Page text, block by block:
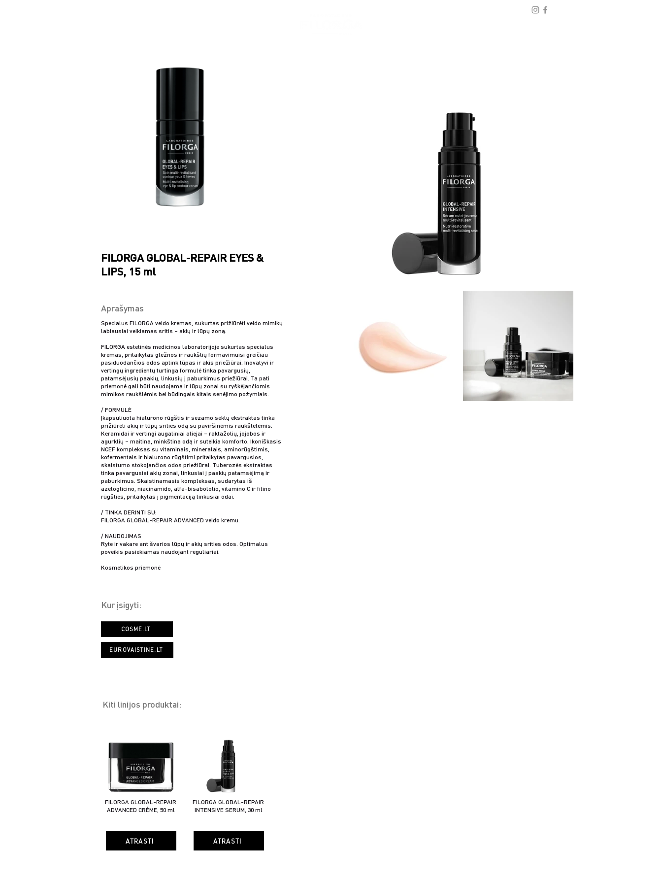
FILORGA GLOBAL-REPAIR EYES &
LIPS, 15 ml
Aprašymas
Specialus FILORGA veido kremas, sukurtas prižiūrėti veido mimikų
labiausiai veikiamas sritis – akių ir lūpų zoną.
FILORGA estetinės medicinos laboratorijoje sukurtas specialus
kremas, pritaikytas gležnos ir raukšlių formavimuisi greičiau
pasiduodančios odos aplink lūpas ir akis priežiūrai. Inovatyvi ir
vertingų ingredientų turtinga formulė tinka pavargusių,
patamsėjusių paakių, linkusių į paburkimus priežiūrai. Ta pati
priemonė gali būti naudojama ir lūpų zonai su ryškėjančiomis
mimikos raukšlėmis bei būdingais kitais senėjimo požymiais.
/ FORMULĖ
Įkapsuliuota hialurono rūgštis ir sezamo sėklų ekstraktas tinka
prižiūrėti akių ir lūpų srities odą su paviršinėmis raukšlelėmis.
Keramidai ir vertingi augaliniai aliejai – raktažolių, jojobos ir
agurklių – maitina, minkština odą ir suteikia komforto. Ikoniškasis
NCEF kompleksas su vitaminais, mineralais, aminorūgštimis,
kofermentais ir hialurono rūgštimi pritaikytas pavargusios,
skaistumo stokojančios odos priežiūrai. Tuberozės ekstraktas
tinka pavargusiai akių zonai, linkusiai į paakių patamsėjimą ir
paburkimus. Skaistinamasis kompleksas, sudarytas iš
azeloglicino, niacinamido, alfa-bisabololio, vitamino C ir fitino
rūgšties, pritaikytas į pigmentaciją linkusiai odai.
/ TINKA DERINTI SU:
FILORGA GLOBAL-REPAIR ADVANCED veido kremu.
/ NAUDOJIMAS
Ryte ir vakare ant švarios lūpų ir akių srities odos. Optimalus
poveikis pasiekiamas naudojant reguliariai.
Kosmetikos priemonė
Kur įsigyti:
COSMÉ.LT
EUROVAISTINE.LT
Kiti linijos produktai:
FILORGA GLOBAL-REPAIR
ADVANCED CRÉME, 50 ml
ATRASTI
FILORGA GLOBAL-REPAIR
INTENSIVE SERUM, 30 ml
ATRASTI